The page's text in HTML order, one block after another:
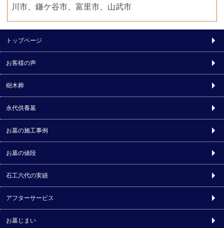
川市、鎌ケ谷市、富里市、山武市
トップページ
お客様の声
樹木葬
永代供養墓
お墓の施工事例
お墓の値段
石工六代の実績
アフターサービス
お墓じまい